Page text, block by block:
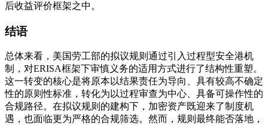
后收益评价框架之中。
结语
总体来看，美国劳工部的拟议规则通过引入过程型安全港机
制，对ERISA框架下审慎义务的适用方式进行了结构性重塑。
这一转变的核心是将原本以结果责任为导向、具有较高不确定
性的原则性标准，转化为以过程审查为中心、具备可操作性的
合规路径。在拟议规则的建构下，加密资产既迎来了制度机
遇，也面临更为严格的合规筛选。然而，规则最终能否落地，